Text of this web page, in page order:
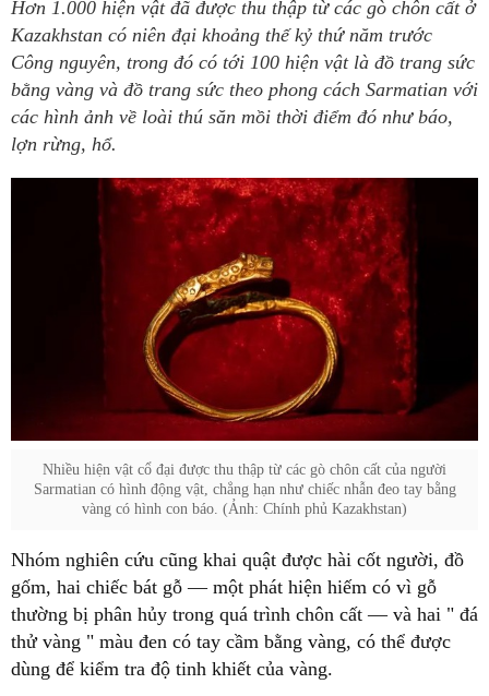
Hơn 1.000 hiện vật đã được thu thập từ các gò chôn cất ở
Kazakhstan có niên đại khoảng thế kỷ thứ năm trước
Công nguyên, trong đó có tới 100 hiện vật là đồ trang sức
bằng vàng và đồ trang sức theo phong cách Sarmatian với
các hình ảnh về loài thú săn mồi thời điểm đó như báo,
lợn rừng, hổ.
Nhiều hiện vật cổ đại được thu thập từ các gò chôn cất của người
Sarmatian có hình động vật, chẳng hạn như chiếc nhẫn đeo tay bằng
vàng có hình con báo. (Ảnh: Chính phủ Kazakhstan)
Nhóm nghiên cứu cũng khai quật được hài cốt người, đồ
gốm, hai chiếc bát gỗ — một phát hiện hiếm có vì gỗ
thường bị phân hủy trong quá trình chôn cất — và hai " đá
thử vàng " màu đen có tay cầm bằng vàng, có thể được
dùng để kiểm tra độ tinh khiết của vàng.